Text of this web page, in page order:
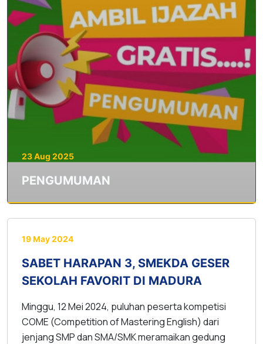
23 Aug 2025
PENGUMUMAN
19 May 2024
SABET HARAPAN 3, SMEKDA GESER
SEKOLAH FAVORIT DI MADURA
Minggu, 12 Mei 2024, puluhan peserta kompetisi
COME (Competition of Mastering English) dari
jenjang SMP dan SMA/SMK meramaikan gedung